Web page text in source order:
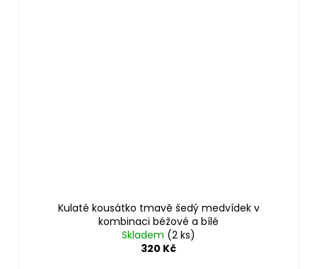
Kulaté kousátko tmavě šedý medvídek v
kombinaci béžové a bílé
Skladem (2 ks)
320 Kč